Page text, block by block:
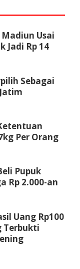
Usai
Jadi Rp 14
Sebagai
Per Orang
Pupuk
Rp 2.000-an
Uang Rp100
Terbukti